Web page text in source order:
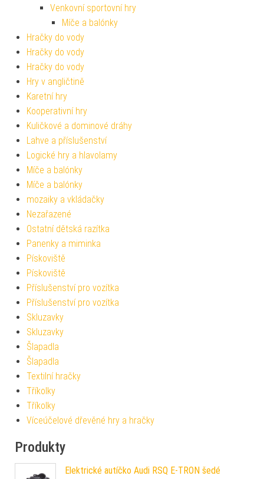
Venkovní sportovní hry
Míče a balónky
Hračky do vody
Hračky do vody
Hračky do vody
Hry v angličtině
Karetní hry
Kooperativní hry
Kuličkové a dominové dráhy
Lahve a příslušenství
Logické hry a hlavolamy
Míče a balónky
Míče a balónky
mozaiky a vkládačky
Nezařazené
Ostatní dětská razítka
Panenky a miminka
Pískoviště
Pískoviště
Příslušenství pro vozítka
Příslušenství pro vozítka
Skluzavky
Skluzavky
Šlapadla
Šlapadla
Textilní hračky
Tříkolky
Tříkolky
Víceúčelové dřevěné hry a hračky
Produkty
Elektrické autíčko Audi RSQ E-TRON šedé